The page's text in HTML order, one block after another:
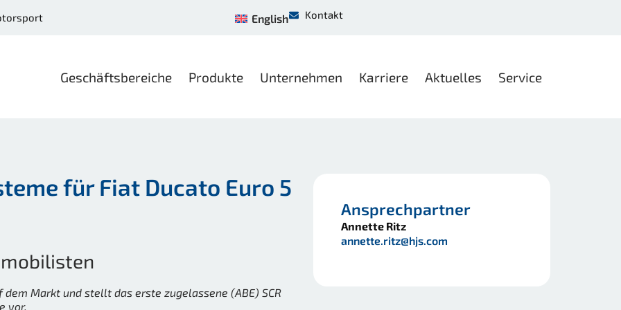
English Kontakt
Geschäftsbereiche Produkte Unternehmen Karriere Aktuelles Service
für Fiat Ducato Euro 5
Markt und stellt das erste zugelassene (ABE) SCR
vor.
Ansprechpartner
Annette Ritz
annette.ritz@hjs.com